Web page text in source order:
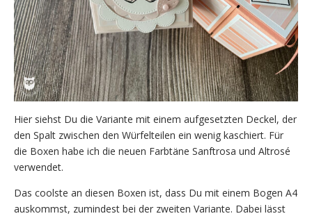
Hier siehst Du die Variante mit einem aufgesetzten Deckel, der
den Spalt zwischen den Würfelteilen ein wenig kaschiert. Für
die Boxen habe ich die neuen Farbtäne Sanftrosa und Altrosé
verwendet.
Das coolste an diesen Boxen ist, dass Du mit einem Bogen A4
auskommst, zumindest bei der zweiten Variante. Dabei lässt